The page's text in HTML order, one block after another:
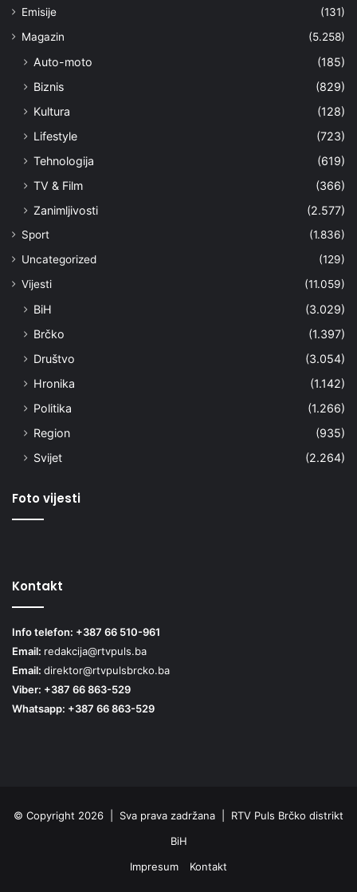
Emisije
(131)
Magazin
(5.258)
Auto-moto
(185)
Biznis
(829)
Kultura
(128)
Lifestyle
(723)
Tehnologija
(619)
TV & Film
(366)
Zanimljivosti
(2.577)
Sport
(1.836)
Uncategorized
(129)
Vijesti
(11.059)
BiH
(3.029)
Brčko
(1.397)
Društvo
(3.054)
Hronika
(1.142)
Politika
(1.266)
Region
(935)
Svijet
(2.264)
Foto vijesti
Kontakt
Info telefon: +387 66 510-961
Email: redakcija@rtvpuls.ba
Email: direktor@rtvpulsbrcko.ba
Viber: +387 66 863-529
Whatsapp: +387 66 863-529
© Copyright 2026 | Sva prava zadržana | RTV Puls Brčko distrikt
BiH
Impresum
Kontakt